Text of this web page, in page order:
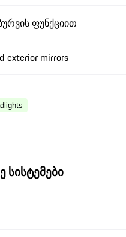
ფუნქციით
exterior mirrors